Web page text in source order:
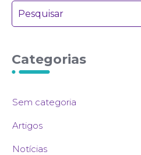
Categorias
Sem categoria
Artigos
Notícias